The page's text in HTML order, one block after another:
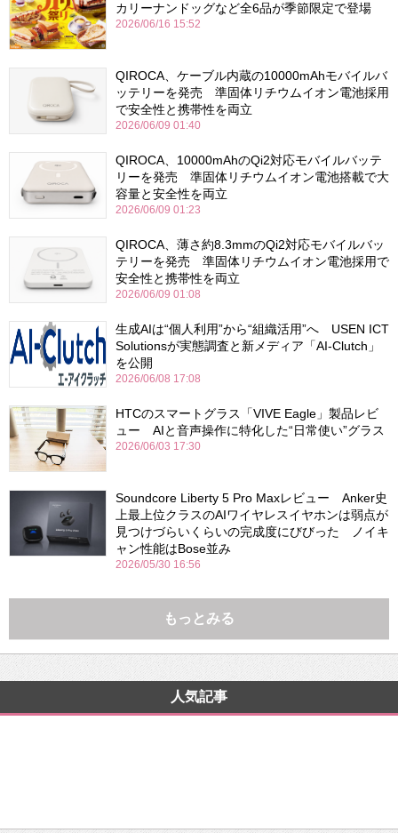
カリーナンドッグなど全6品が季節限定で登場
2026/06/16 15:52
QIROCA、ケーブル内蔵の10000mAhモバイルバ
ッテリーを発売 準固体リチウムイオン電池採用
で安全性と携帯性を両立
2026/06/09 01:40
QIROCA、10000mAhのQi2対応モバイルバッテ
リーを発売 準固体リチウムイオン電池搭載で大
容量と安全性を両立
2026/06/09 01:23
QIROCA、薄さ約8.3mmのQi2対応モバイルバッ
テリーを発売 準固体リチウムイオン電池採用で
安全性と携帯性を両立
2026/06/09 01:08
生成AIは“個人利用”から“組織活用”へ USEN ICT
Solutionsが実態調査と新メディア「AI-Clutch」
を公開
2026/06/08 17:08
HTCのスマートグラス「VIVE Eagle」製品レビ
ュー AIと音声操作に特化した“日常使い”グラス
2026/06/03 17:30
Soundcore Liberty 5 Pro Maxレビュー Anker史
上最上位クラスのAIワイヤレスイヤホンは弱点が
見つけづらいくらいの完成度にびびった ノイキ
ャン性能はBose並み
2026/05/30 16:56
もっとみる
人気記事